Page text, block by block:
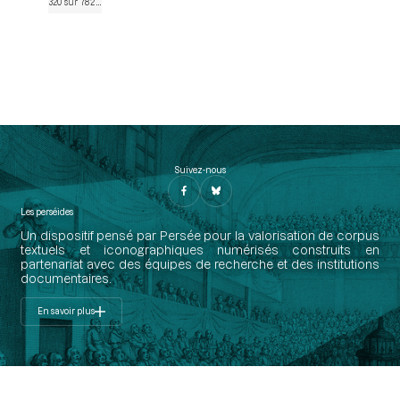
Suivez-nous
Les perséides
Un dispositif pensé par Persée pour la valorisation de corpus
textuels et iconographiques numérisés construits en
partenariat avec des équipes de recherche et des institutions
documentaires.
En savoir plus